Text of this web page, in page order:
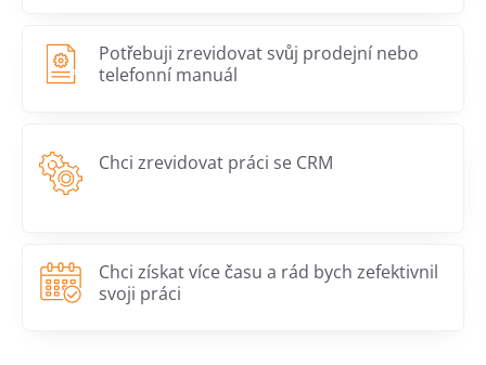
Potřebuji zrevidovat svůj prodejní nebo
telefonní manuál
Chci zrevidovat práci se CRM
Chci získat více času a rád bych zefektivnil
svoji práci